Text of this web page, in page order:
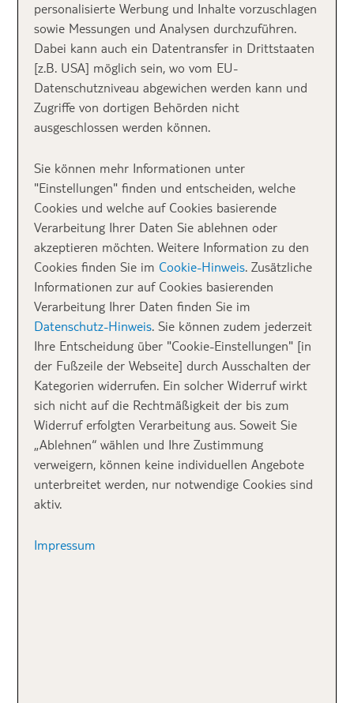
Lass uns gemeinsam auf
Entdeckungstour gehen. Ich
personalisierte Werbung und Inhalte vorzuschlagen
sowie Messungen und Analysen durchzuführen.
Dabei kann auch ein Datentransfer in Drittstaaten
[z.B. USA] möglich sein, wo vom EU-
Datenschutzniveau abgewichen werden kann und
Zugriffe von dortigen Behörden nicht
ausgeschlossen werden können.
Sie können mehr Informationen unter
"Einstellungen" finden und entscheiden, welche
Cookies und welche auf Cookies basierende
Verarbeitung Ihrer Daten Sie ablehnen oder
akzeptieren möchten. Weitere Information zu den
Cookies finden Sie im Cookie-Hinweis. Zusätzliche
Informationen zur auf Cookies basierenden
Verarbeitung Ihrer Daten finden Sie im
Datenschutz-Hinweis. Sie können zudem jederzeit
Ihre Entscheidung über "Cookie-Einstellungen" [in
der Fußzeile der Webseite] durch Ausschalten der
Kategorien widerrufen. Ein solcher Widerruf wirkt
sich nicht auf die Rechtmäßigkeit der bis zum
Widerruf erfolgten Verarbeitung aus. Soweit Sie
„Ablehnen“ wählen und Ihre Zustimmung
verweigern, können keine individuellen Angebote
unterbreitet werden, nur notwendige Cookies sind
aktiv.
Impressum